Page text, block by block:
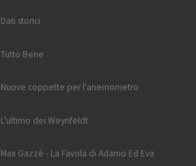
Dati storici
Tutto Bene
Nuove coppette per l'anemometro
L'ultimo dei Weynfeldt
Max Gazzè - La Favola di Adamo Ed Eva